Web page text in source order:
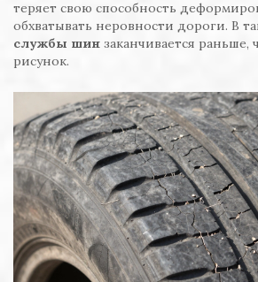
теряет свою способность
обхватывать неровности дороги. В
службы шин заканчивается раньше,
рисунок.